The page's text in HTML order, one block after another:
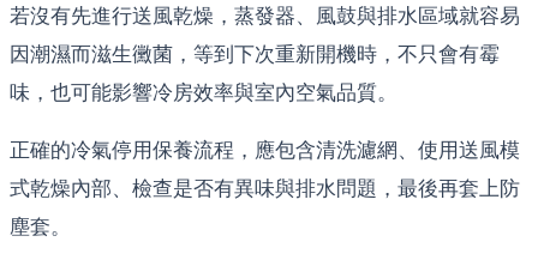
若沒有先進行送風乾燥，蒸發器、風鼓與排水區域就容易
因潮濕而滋生黴菌，等到下次重新開機時，不只會有霉
味，也可能影響冷房效率與室內空氣品質。
正確的冷氣停用保養流程，應包含清洗濾網、使用送風模
式乾燥內部、檢查是否有異味與排水問題，最後再套上防
塵套。